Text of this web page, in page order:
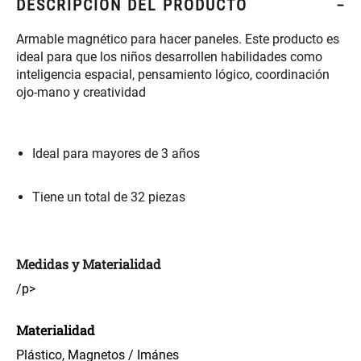
DESCRIPCIÓN DEL PRODUCTO
Armable magnético para hacer paneles. Este producto es
ideal para que los niños desarrollen habilidades como
inteligencia espacial, pensamiento lógico, coordinación
ojo-mano y creatividad
Ideal para mayores de 3 años
Tiene un total de 32 piezas
Medidas y Materialidad
/p>
Materialidad
Plástico, Magnetos / Imánes
S/ 349.00S/ 261.00 S/ 104.00
Set Sábanas Algodón satín 240
Hilos
Almohada Memory + Gel
Canasto Ropa Bambú Redondo
S/ 69.90
Mueble Repisa Bambú 4
x 33 x 80 cm
Plumón Pluma